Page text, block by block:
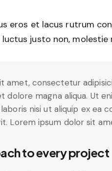
eros et lacus rutrum
justo non, molestie
amet, consectetur
dolore magna aliqua. Ut
nisi ut aliquip ex ea
Lorem ipsum dolor sit
to every project